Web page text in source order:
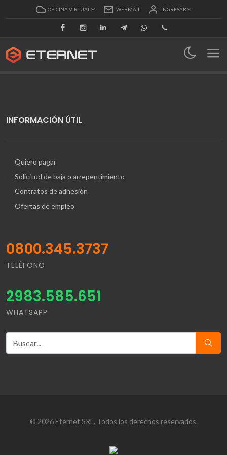
OFICINA VIRTUAL WEBMAIL INGRESAR
FacebookInstagramLinkedinTelegramWhatsapp
INFORMACIÓN ÚTIL
Quiero pagar
Solicitud de baja o arrepentimiento
Contratos de adhesión
Ofertas de empleo
0800.345.3737
TELÉFONO
2983.585.651
WHATSAPP
© 2026 Eternet SRL. Todos los derechos reservados.